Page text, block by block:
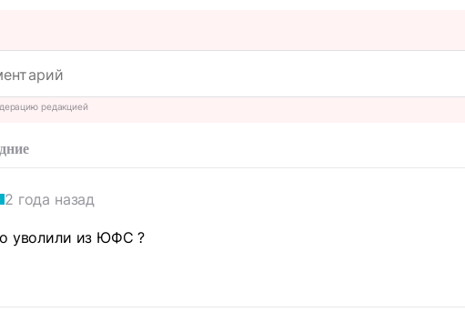
редакцией
2 года назад
уволили из ЮФС ?